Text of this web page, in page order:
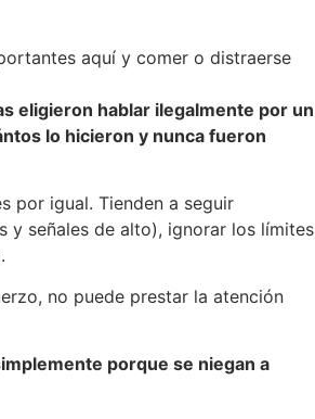
aquí y comer o distraerse
eligieron hablar ilegalmente por un
lo hicieron y nunca fueron
por igual. Tienden a seguir
señales de alto), ignorar los límites
no puede prestar la atención
porque se niegan a